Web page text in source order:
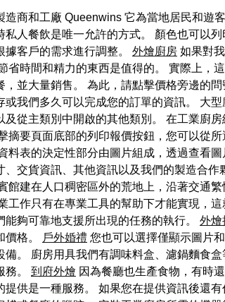
造商和工廠 Queenwins 它為當地居民和遊
私人餐飲是唯一允許的方式。 顏色也可以
據客戶的需求進行調整。 外燴廚房 如果對
省時間和精力的東西是值得的。 實際上，
，並大量銷售。 為此，請點擊價格旁邊的
或我們多久可以完成您的訂單的資訊。 大
及從主類別中開啟的其他類別。 在工業廚
摘要頁面底部的列印報價按鈕，您可以從
料表的決定性部分由圖片組成，透過查看
、交貨資訊、其他資訊以及我們的製造合作
館建在人口稠密區外的荒地上，沿著交通繁
工作只有在專業工具的幫助下才能實現，
能夠可靠地支援所出現的任務的執行。 外燴
價格。
戶外婚禮 您也可以選擇僅顯示圖片
備。 廚房用具我們有調味料盒、濾鍋麵食盒
務。 到府外燴 因為餐廳也生產食物，有時
提供是一種服務。 如果您在提供資訊後還